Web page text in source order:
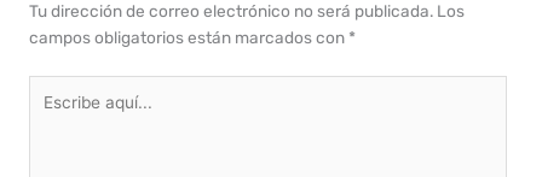
Tu dirección de correo electrónico no será publicada. Los
campos obligatorios están marcados con *
aquí...